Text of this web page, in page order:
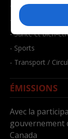
- Environnement
- Faits divers
- Santé et bien-
- Sports
- Transport /
ÉMISSIONS
Avec la
gouvernement
Canada